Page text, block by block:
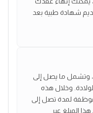
شهادة طبية بعد
من 14 أسبوعًا، وتشمل ما يصل إلى
وخلال هذه
من راتب الموظفة لمدة تصل إلى
المبلغ عبر